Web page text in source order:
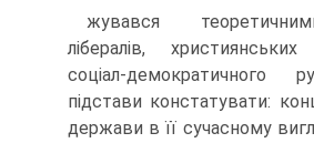
жувався
лібералів,
соціал-
підстави констатувати:
держави в її сучасному